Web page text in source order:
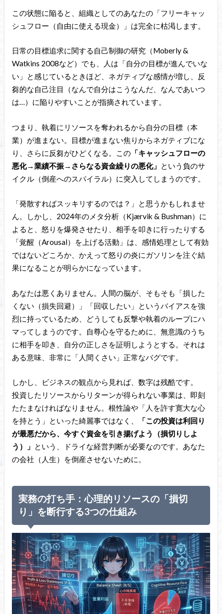
この状態に陥ると、組織としてのあなたの「フリーキャッ
シュフロー（自由に使える現金）」は完全に枯渇します。
日常の目標追求に関する自己制御の研究（Moberly &
Watkins 2008など）でも、人は「自分の目標が進んでいな
い」と感じているときほど、ネガティブな感情が増し、反
芻的な自己注目（なんで自分はこうなんだ、なんであいつ
は…）に陥りやすいことが指摘されています。
つまり、執着にリソースを奪われるから自分の目標（本
業）が進まない。目標が進まない焦りからネガティブにな
り、さらに反芻がひどくなる。この「キャッシュフローの
悪化→業績不振→さらなる資金繰りの悪化」 という負のサ
イクル（倒産へのスパイラル）に突入してしまうのです。
「発散すればスッキリするのでは？」と思うかもしれませ
ん。しかし、2024年のメタ分析（Kjærvik & Bushman）に
よると、怒りを爆発させたり、相手を叩きに行ったりする
「覚醒（Arousal）を上げる活動」は、感情処理として有効
ではないどころか、かえって怒りの炎にガソリンを注ぐ結
果になることが明らかになっています。
あなたは悪くありません。人間の脳が、そもそも「損した
くない（損失回避）」「回収したい」というバイアスを強
烈に持っているため、どうしても反撃や執着のループにハ
マってしまうのです。自尊心を守るために、無意識のうち
に相手を叩き、自分の正しさを証明しようとする。それは
ある意味、非常に「人間くさい」正常なバグです。
しかし、ビジネスの観点から見れば、数字は残酷です。
投資したリソースからリターンが得られない事業は、即刻
たたまなければなりません。根性論や「人を許す寛大な心
を持とう」といった綺麗事ではなく、
「この投資は利回り
が最悪だから、今すぐ資金を引き揚げよう（損切りしよ
う）」 という、ドライな経営判断が必要なのです。あなた
の会社（人生）を倒産させないために。
実務の打ち手：心理的リソースの「損切
り」を断行する3つの仕組み